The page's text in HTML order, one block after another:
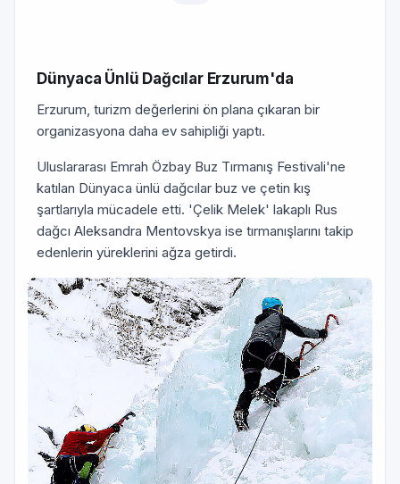
Dünyaca Ünlü Dağcılar Erzurum'da
Erzurum, turizm değerlerini ön plana çıkaran bir
organizasyona daha ev sahipliği yaptı.
Uluslararası Emrah Özbay Buz Tırmanış Festivali'ne
katılan Dünyaca ünlü dağcılar buz ve çetin kış
şartlarıyla mücadele etti. 'Çelik Melek' lakaplı Rus
dağcı Aleksandra Mentovskya ise tırmanışlarını takip
edenlerin yüreklerini ağza getirdi.